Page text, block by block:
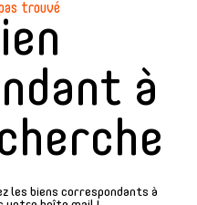
trouvé
à
les biens correspondants à